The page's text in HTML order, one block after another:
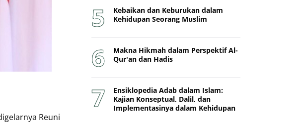
Reuni
Kebaikan dan Keburukan dalam
Kehidupan Seorang Muslim
Makna Hikmah dalam Perspektif Al-
Qur'an dan Hadis
Ensiklopedia Adab dalam Islam:
Kajian Konseptual, Dalil, dan
Implementasinya dalam Kehidupan